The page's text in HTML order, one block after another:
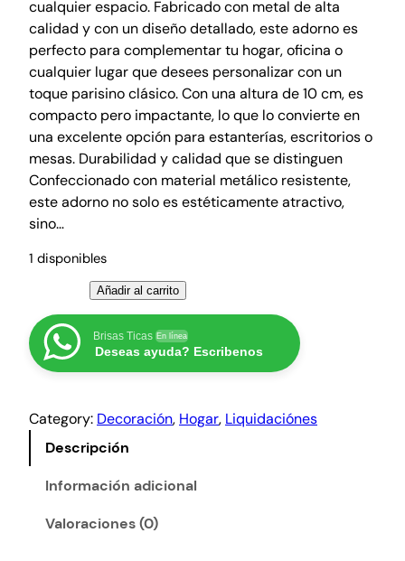
e
c
i
o
o
r
i
g
i
a
l
r
a
4
0
0
.
e
c
i
o
a
c
t
u
a
s
₡
3
0
cualquier espacio. Fabricado con metal de alta
calidad y con un diseño detallado, este adorno es
perfecto para complementar tu hogar, oficina o
cualquier lugar que desees personalizar con un
toque parisino clásico. Con una altura de 10 cm, es
compacto pero impactante, lo que lo convierte en
una excelente opción para estanterías, escritorios o
mesas. Durabilidad y calidad que se distinguen
Confeccionado con material metálico resistente,
este adorno no solo es estéticamente atractivo,
sino…
1 disponibles
r
r
i
f
Añadir al carrito
Brisas Ticas En línea
Deseas ayuda? Escribenos
Category: Decoración, Hogar, Liquidaciónes
Descripción
Información adicional
Valoraciones (0)